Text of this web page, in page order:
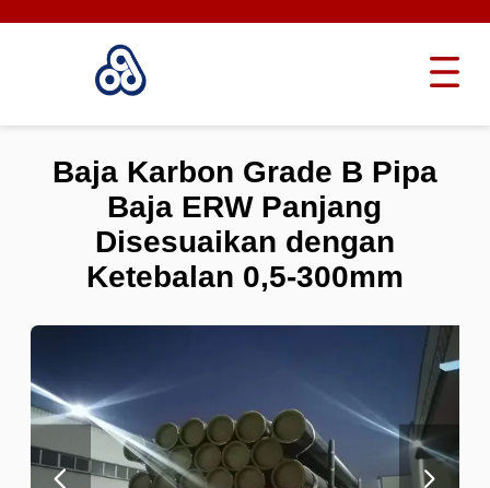
Baja Karbon Grade B Pipa
Baja ERW Panjang
Disesuaikan dengan
Ketebalan 0,5-300mm